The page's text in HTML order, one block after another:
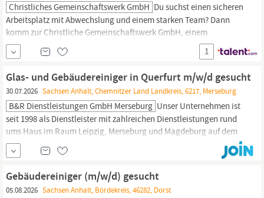
Christliches Gemeinschaftswerk GmbH Du suchst einen sicheren
Arbeitsplatz mit Abwechslung und einem starken Team? Dann
komm zur Christliche Gemeinschaftswerk GmbH, einem
regionalen Arbeitgeber innerhalb der Caritas -Familie im Bistum
Magdeburg. Für unsere Einrichtungen im Raum Magdeburg
Gebäudereiniger
Vollzeit (39
1
Glas- und Gebäudereiniger in Querfurt m/w/d gesucht
30.07.2026 Sachsen Anhalt, Chemnitzer Land Landkreis, 6217, Merseburg
B&R Dienstleistungen GmbH Merseburg Unser Unternehmen ist
seit 1998 als Dienstleister mit zahlreichen Dienstleistungen rund
ums Haus im Raum Leipzig, Merseburg und Magdeburg auf dem
Markt. Für den Raum Querfurt sowie Merseburg suchen wir ab
sofort zur Unterstützung unseres Teams einen Glas- und
(m/w/d) zur Festanstellung. Aufgaben
Glasreinigung Reinigung von Büro- und
Gebäudereiniger (m/w/d) gesucht
05.08.2026 Sachsen Anhalt, Bördekreis, 46282, Dorst